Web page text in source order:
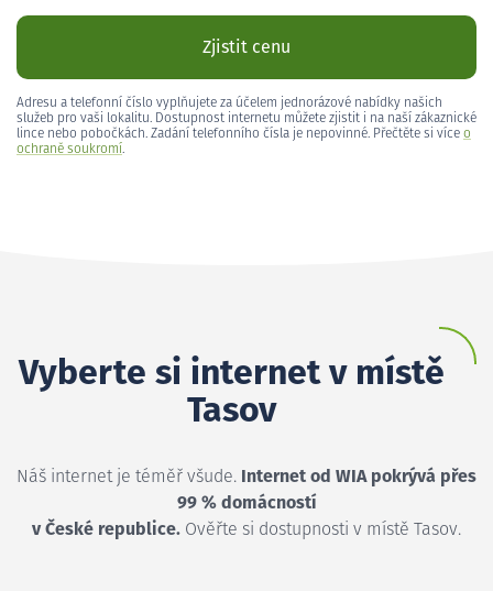
Zjistit cenu
Adresu a telefonní číslo vyplňujete za účelem jednorázové nabídky našich
služeb pro vaši lokalitu. Dostupnost internetu můžete zjistit i na naší zákaznické
lince nebo pobočkách. Zadání telefonního čísla je nepovinné. Přečtěte si více o
ochraně soukromí.
Vyberte si internet v místě
Tasov
Náš internet je téměř všude. Internet od WIA pokrývá přes
99 % domácností
v České republice. Ověřte si dostupnosti v místě Tasov.